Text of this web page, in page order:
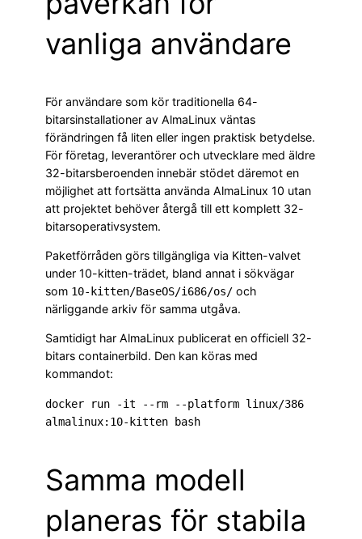
vanliga användare
För användare som kör traditionella 64-
bitarsinstallationer av AlmaLinux väntas
förändringen få liten eller ingen praktisk betydelse.
För företag, leverantörer och utvecklare med äldre
32-bitarsberoenden innebär stödet däremot en
möjlighet att fortsätta använda AlmaLinux 10 utan
att projektet behöver återgå till ett komplett 32-
bitarsoperativsystem.
Paketförråden görs tillgängliga via Kitten-valvet
under 10-kitten-trädet, bland annat i sökvägar
som 10-kitten/BaseOS/i686/os/ och
närliggande arkiv för samma utgåva.
Samtidigt har AlmaLinux publicerat en officiell 32-
bitars containerbild. Den kan köras med
kommandot:
docker run -it --rm --platform linux/386
Samma modell
planeras för stabila